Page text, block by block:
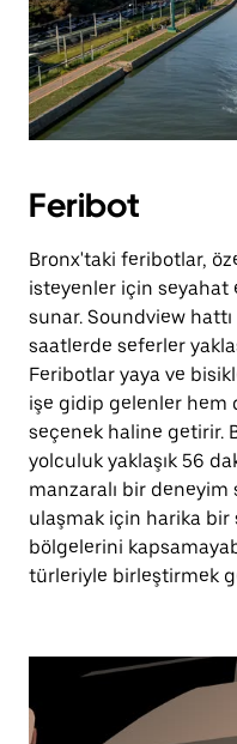
Feribot
Bronx'taki feribotlar,
isteyenler için seyahat
sunar. Soundview
saatlerde seferler
Feribotlar yaya ve
işe gidip gelenler hem
seçenek haline getirir.
yolculuk yaklaşık 56
manzaralı bir
ulaşmak için harika bir
bölgelerini
türleriyle birleştirmek